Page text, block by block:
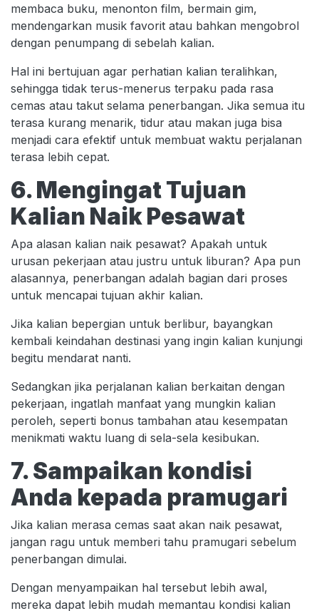
membaca buku, menonton film, bermain gim,
mendengarkan musik favorit atau bahkan mengobrol
dengan penumpang di sebelah kalian.
Hal ini bertujuan agar perhatian kalian teralihkan,
sehingga tidak terus-menerus terpaku pada rasa
cemas atau takut selama penerbangan. Jika semua itu
terasa kurang menarik, tidur atau makan juga bisa
menjadi cara efektif untuk membuat waktu perjalanan
terasa lebih cepat.
6. Mengingat Tujuan
Kalian Naik Pesawat
Apa alasan kalian naik pesawat? Apakah untuk
urusan pekerjaan atau justru untuk liburan? Apa pun
alasannya, penerbangan adalah bagian dari proses
untuk mencapai tujuan akhir kalian.
Jika kalian bepergian untuk berlibur, bayangkan
kembali keindahan destinasi yang ingin kalian kunjungi
begitu mendarat nanti.
Sedangkan jika perjalanan kalian berkaitan dengan
pekerjaan, ingatlah manfaat yang mungkin kalian
peroleh, seperti bonus tambahan atau kesempatan
menikmati waktu luang di sela-sela kesibukan.
7. Sampaikan kondisi
Anda kepada pramugari
Jika kalian merasa cemas saat akan naik pesawat,
jangan ragu untuk memberi tahu pramugari sebelum
penerbangan dimulai.
Dengan menyampaikan hal tersebut lebih awal,
mereka dapat lebih mudah memantau kondisi kalian